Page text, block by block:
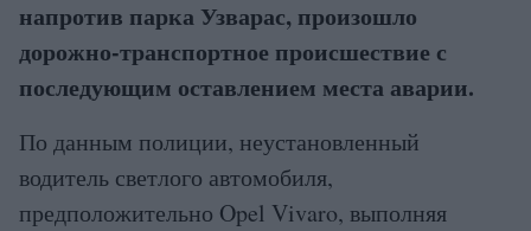
напротив парка Узварас, произошло
дорожно-транспортное происшествие с
последующим оставлением места аварии.
По данным полиции, неустановленный
водитель светлого автомобиля,
предположительно Opel Vivaro, выполняя